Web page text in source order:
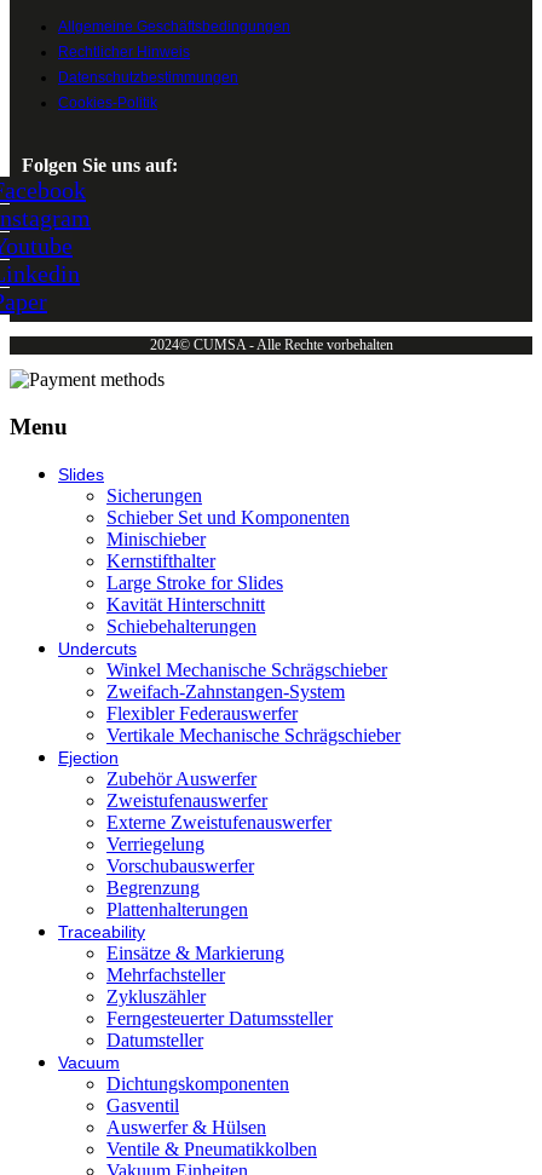
Allgemeine Geschäftsbedingungen
Rechtlicher Hinweis
Datenschutzbestimmungen
Cookies-Politik
Folgen Sie uns auf:
2024© CUMSA - Alle Rechte vorbehalten
Menu
Slides
Sicherungen
Schieber Set und Komponenten
Minischieber
Kernstifthalter
Large Stroke for Slides
Kavität Hinterschnitt
Schiebehalterungen
Undercuts
Winkel Mechanische Schrägschieber
Zweifach-Zahnstangen-System
Flexibler Federauswerfer
Vertikale Mechanische Schrägschieber
Ejection
Zubehör Auswerfer
Zweistufenauswerfer
Externe Zweistufenauswerfer
Verriegelung
Vorschubauswerfer
Begrenzung
Plattenhalterungen
Traceability
Einsätze & Markierung
Mehrfachsteller
Zykluszähler
Ferngesteuerter Datumssteller
Datumsteller
Vacuum
Dichtungskomponenten
Gasventil
Auswerfer & Hülsen
Ventile & Pneumatikkolben
Vakuum Einheiten